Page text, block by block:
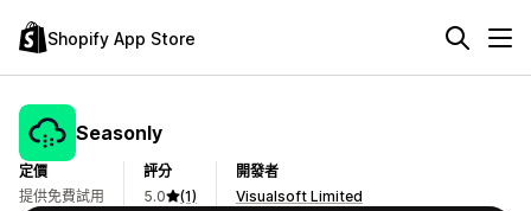
Shopify App Store
Seasonly
定價
提供免費試用
評分
5.0
(1)
開發者
Visualsoft Limited